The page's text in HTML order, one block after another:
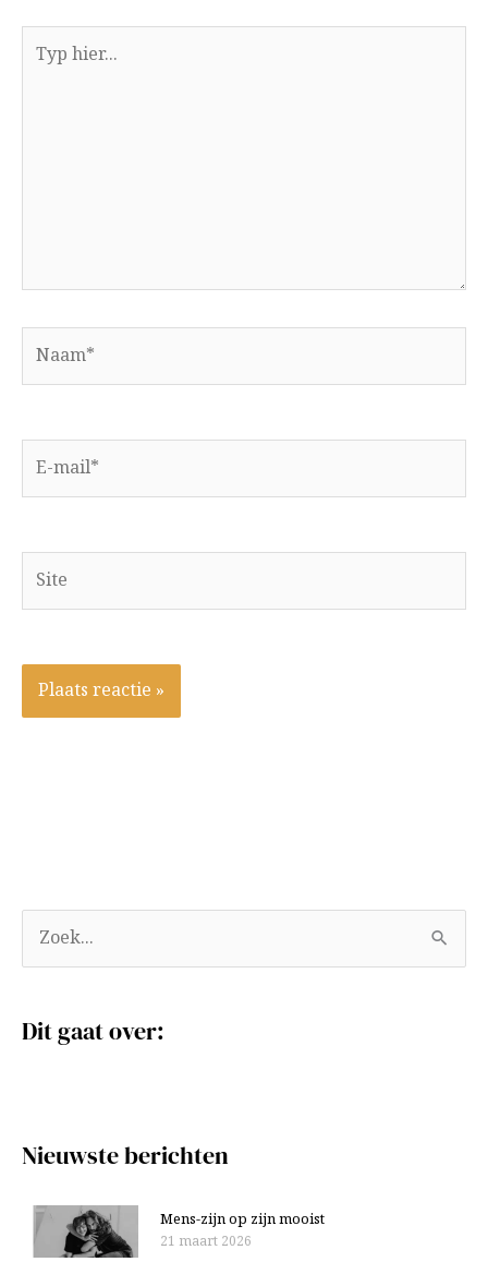
hier...
mail*
Site
o
k
a
Dit gaat over:
Nieuwste berichten
Mens-zijn op zijn mooist
21 maart 2026
r
h
e